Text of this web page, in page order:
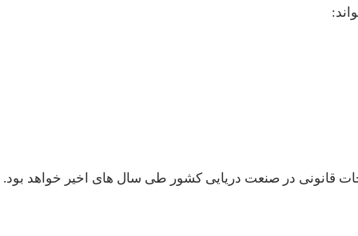
قانونی در صنعت دریایی کشور طی سال های اخیر خواهد بود.